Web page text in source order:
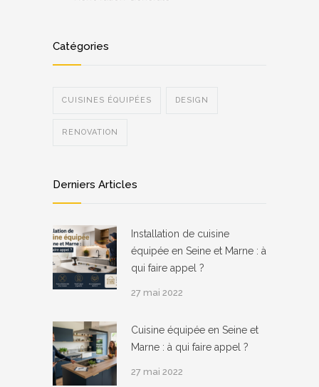
Catégories
CUISINES ÉQUIPÉES DESIGN
RENOVATION
Derniers Articles
Installation de cuisine
équipée en Seine et Marne : à
qui faire appel ?
27 mai 2022
Cuisine équipée en Seine et
Marne : à qui faire appel ?
27 mai 2022